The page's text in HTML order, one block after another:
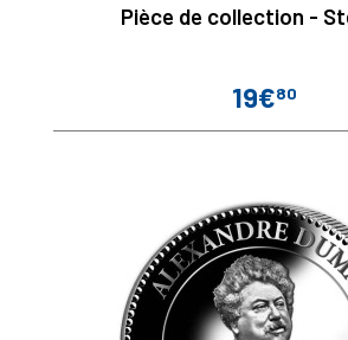
Pièce de collection -
Prix
19€80